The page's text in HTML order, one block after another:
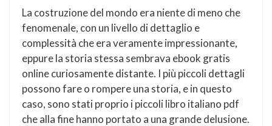
La costruzione del mondo era niente di meno che
fenomenale, con un livello di dettaglio e
complessità che era veramente impressionante,
eppure la storia stessa sembrava ebook gratis
online curiosamente distante. I più piccoli dettagli
possono fare o rompere una storia, e in questo
caso, sono stati proprio i piccoli libro italiano pdf
che alla fine hanno portato a una grande delusione.